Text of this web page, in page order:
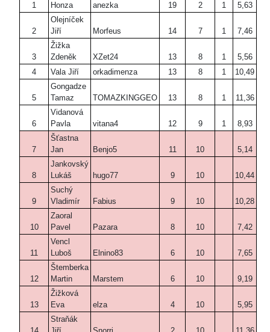
1
Honza
anezka 19 2 1 5,63
2
Olejníček
Jiří
Morfeus 14 7 1 7,46
3
Žižka
Zdeněk
XZet24 13 8 1
5,56
4
Vala Jiří orkadimenza 13 8 1 10,49
5
Gongadze
Tamaz
TOMAZKINGGEO 13 8 1 11,36
6
Vidanová
Pavla
vitana4 12 9 1 8,93
7
Šťastna
Jan
Benjo5 11 10 5,14
8
Jankovský
Lukáš
hugo77 9 10 10,44
9
Suchý
Vladimír
Fabius 9 10 10,28
10
Zaoral
Pavel
Pazara 8 10 7,42
11
Vencl
Luboš
Elnino83 6 10 7,65
12
Štemberka
Martin
Marstem 6 10 9,19
13
Žižková
Eva
elza 4 10 5,95
Straňák